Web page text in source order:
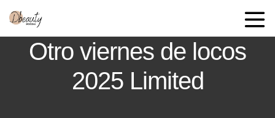
Otro viernes de locos
2025 Limited